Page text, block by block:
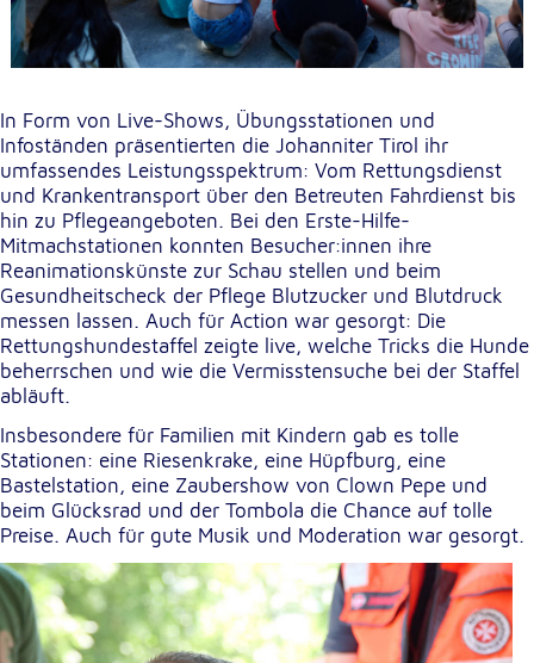
In Form von Live-Shows, Übungsstationen und
Infoständen präsentierten die Johanniter Tirol ihr
umfassendes Leistungsspektrum: Vom Rettungsdienst
und Krankentransport über den Betreuten Fahrdienst bis
hin zu Pflegeangeboten. Bei den Erste-Hilfe-
Mitmachstationen konnten Besucher:innen ihre
Reanimationskünste zur Schau stellen und beim
Gesundheitscheck der Pflege Blutzucker und Blutdruck
messen lassen. Auch für Action war gesorgt: Die
Rettungshundestaffel zeigte live, welche Tricks die Hunde
beherrschen und wie die Vermisstensuche bei der Staffel
abläuft.
Insbesondere für Familien mit Kindern gab es tolle
Stationen: eine Riesenkrake, eine Hüpfburg, eine
Bastelstation, eine Zaubershow von Clown Pepe und
beim Glücksrad und der Tombola die Chance auf tolle
Preise. Auch für gute Musik und Moderation war gesorgt.
Google LLC
Zweck:
Cookie Laufzeit:
6 Monate